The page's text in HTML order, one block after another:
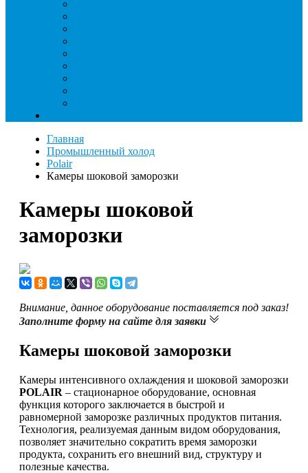
Главная
Промышленный холод
Polair
Камеры шоковой заморозки
Камеры шоковой
заморозки
Внимание, данное оборудование поставляется под заказ!
Заполните форму на сайте для заявки
Камеры шоковой заморозки
Камеры интенсивного охлаждения и шоковой заморозки
POLAIR – стационарное оборудование, основная
функция которого заключается в быстрой и
равномерной заморозке различных продуктов питания.
Технология, реализуемая данным видом оборудования,
позволяет значительно сократить время заморозки
продукта, сохранить его внешний вид, структуру и
полезные качества.